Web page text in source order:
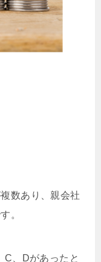
数あり、親会社
。
C、Dがあったと